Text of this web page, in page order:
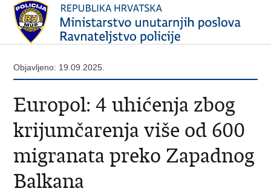
Objavljeno: 19.09.2025.
Europol: 4 uhićenja zbog
krijumčarenja više od 600
migranata preko Zapadnog
Balkana